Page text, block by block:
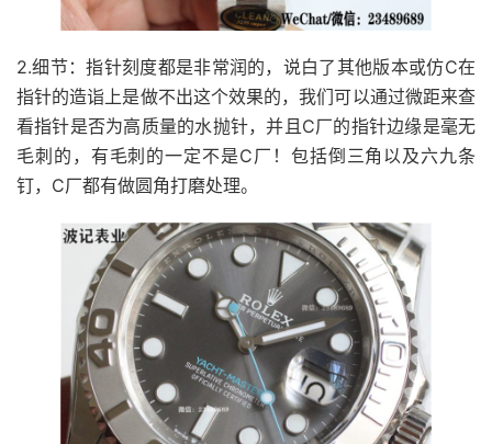
2.细节：指针刻度都是非常润的，说白了其他版本或仿C在
指针的造诣上是做不出这个效果的，我们可以通过微距来查
看指针是否为高质量的水抛针，并且C厂的指针边缘是毫无
毛刺的，有毛刺的一定不是C厂！包括倒三角以及六九条
钉，C厂都有做圆角打磨处理。